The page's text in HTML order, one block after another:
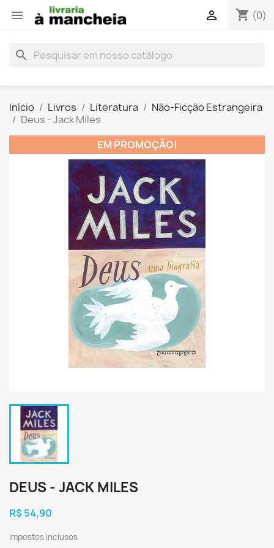
 shopping_cart (0)

search
Início Livros Literatura
Não-Ficção Estrangeira
Deus - Jack Miles
EM PROMOÇÃO!
DEUS - JACK MILES
R$ 54,90
Impostos inclusos